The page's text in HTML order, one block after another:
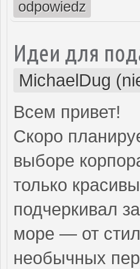
odpowiedz
Идеи для
MichaelDug
Всем привет!
Скоро
выборе
только
подчеркивал
море — от
необычных